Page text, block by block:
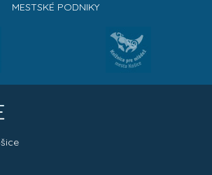
MESTSKÉ PODNIKY